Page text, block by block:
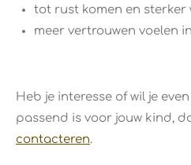
tot rust komen en sterker
meer vertrouwen voelen
Heb je interesse of wil je
passend is voor jouw kind,
contacteren.